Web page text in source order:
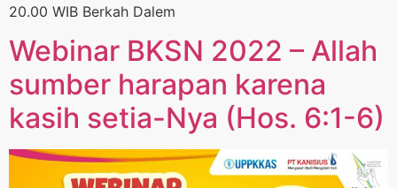
20.00 WIB Berkah Dalem
Webinar BKSN 2022 – Allah
sumber harapan karena
kasih setia-Nya (Hos. 6:1-6)